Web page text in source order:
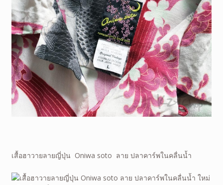
เสื้อฮาวายลายญี่ปุ่น Oniwa soto ลาย ปลาคาร์พในคลื่นน้ำ